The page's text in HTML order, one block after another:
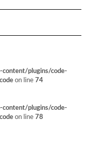
de navegación
plugins/code-
on line 74
plugins/code-
on line 78